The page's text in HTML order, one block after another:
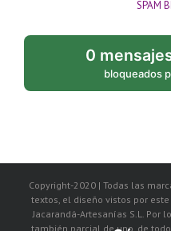
SPAM
0
bloqueados
Copyright-2020 | Todas las
textos, el diseño vistos por
Jacarandá-Artesanías S.L. Por
también parcial de uno, de